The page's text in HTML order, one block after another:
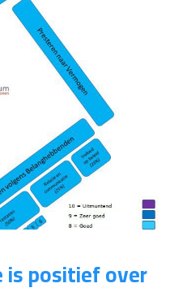
positief over